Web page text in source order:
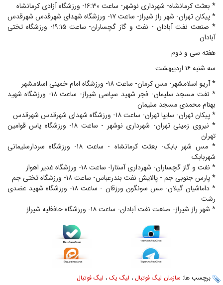
* بعثت کرمانشاه- شهرداری نوشهر- ساعت ۱۶:۳۰- ورزشگاه آزادی کرمانشاه
* پیکان تهران- شهر راز شیراز- ساعت ۱۷- ورزشگاه شهدای شهرقدس شهرقدس
* صنعت نفت آبادان - نفت و گاز گچساران- ساعت ۱۹:۱۵- ورزشگاه تختی
آبادان
هفته سی و دوم
سه شنبه ۱۶ اردیبهشت
* آریو اسلامشهر- مس کرمان- ساعت ۱۸- ورزشگاه امام خمینی اسلامشهر
* نفت مسجد سلیمان- فجر شهید سپاسی شیراز- ساعت ۱۸- ورزشگاه شهید
بهنام محمدی مسجد سلیمان
* پیکان تهران- سایپا تهران- ساعت ۱۸- ورزشگاه شهدای شهرقدس شهرقدس
* نیروی زمینی تهران- شهرداری نوشهر - ساعت ۱۸- ورزشگاه پاس قوامین
تهران
* مس شهر بابک- بعثت کرمانشاه - ساعت ۱۸- ورزشگاه سردارسلیمانی
شهربابک
* نفت و گاز گچساران- شهرداری آستارا- ساعت ۱۸- ورزشگاه غدیر اهواز
* پارس جنوبی جم - پالایش نفت بندرعباس- ساعت ۱۸- ورزشگاه تختی جم
* داماشیان گیلان- مس سونگون ورزقان - ساعت ۱۸- ورزشگاه شهید عضدی
رشت
* شهر راز شیراز- صنعت نفت آبادان- ساعت ۱۸- ورزشگاه حافظیه شیراز
برچسب ها: سازمان لیگ فوتبال ، لیگ یک ، لیگ فوتبال